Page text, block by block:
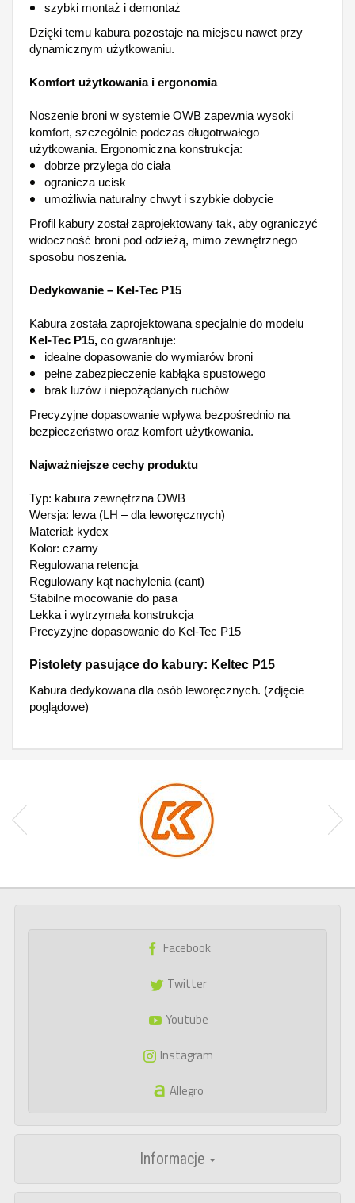
szybki montaż i demontaż
Dzięki temu kabura pozostaje na miejscu nawet przy
dynamicznym użytkowaniu.
Komfort użytkowania i ergonomia
Noszenie broni w systemie OWB zapewnia wysoki
komfort, szczególnie podczas długotrwałego
użytkowania. Ergonomiczna konstrukcja:
dobrze przylega do ciała
ogranicza ucisk
umożliwia naturalny chwyt i szybkie dobycie
Profil kabury został zaprojektowany tak, aby ograniczyć
widoczność broni pod odzieżą, mimo zewnętrznego
sposobu noszenia.
Dedykowanie – Kel-Tec P15
Kabura została zaprojektowana specjalnie do modelu
Kel-Tec P15, co gwarantuje:
idealne dopasowanie do wymiarów broni
pełne zabezpieczenie kabłąka spustowego
brak luzów i niepożądanych ruchów
Precyzyjne dopasowanie wpływa bezpośrednio na
bezpieczeństwo oraz komfort użytkowania.
Najważniejsze cechy produktu
Typ: kabura zewnętrzna OWB
Wersja: lewa (LH – dla leworęcznych)
Materiał: kydex
Kolor: czarny
Regulowana retencja
Regulowany kąt nachylenia (cant)
Stabilne mocowanie do pasa
Lekka i wytrzymała konstrukcja
Precyzyjne dopasowanie do Kel-Tec P15
Pistolety pasujące do kabury: Keltec P15
Kabura dedykowana dla osób leworęcznych. (zdjęcie
poglądowe)
Facebook
Twitter
Youtube
Instagram
Allegro
Informacje